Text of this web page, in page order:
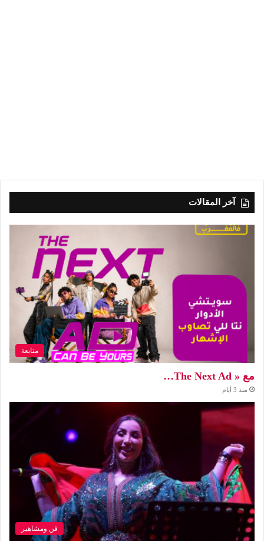
آخر المقالات
متابعة
مع « The Next Ad…
منذ 3 أيام
فن ومشاهير